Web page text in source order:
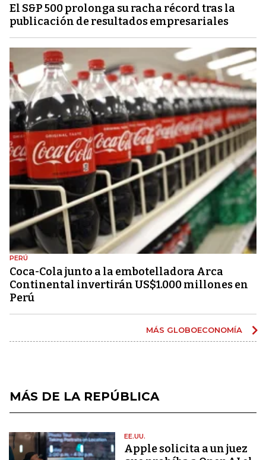
El S&P 500 prolonga su racha récord tras la
publicación de resultados empresariales
PERÚ
Coca-Cola junto a la embotelladora Arca
Continental invertirán US$1.000 millones en
Perú
MÁS GLOBOECONOMÍA
MÁS DE LA REPÚBLICA
EE.UU.
Apple solicita a un juez